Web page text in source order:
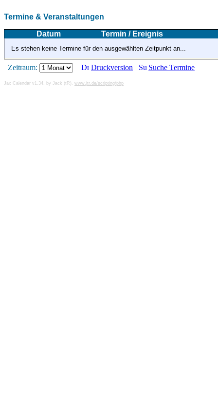
Termine & Veranstaltungen
Datum Termin / Ereignis
Es stehen keine Termine für den ausgewählten Zeitpunkt an...
Zeitraum: Druckversion Suche Termine
Jax Calendar v1.34, by Jack (tR), www.jtr.de/scripting/php